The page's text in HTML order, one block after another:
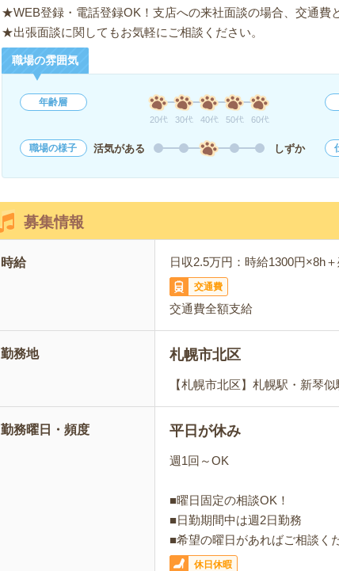
★WEB登録・電話登録OK！支店への来社面談の場合、交通費
★出張面談に関してもお気軽にご相談ください。
職場の雰囲気
年齢層
20代 30代 40代 50代 60代
職場の様子 活気がある しずか
募集情報
時給 日収2.5万円：時給1300円×8h
交通費
交通費全額支給
勤務地 札幌市北区
【札幌市北区】札幌駅・新琴
勤務曜日・頻度 平日が休み
週1回～OK
■曜日固定の相談OK！
■日勤期間中は週2日勤務
■希望の曜日があればご相談く
休日休暇